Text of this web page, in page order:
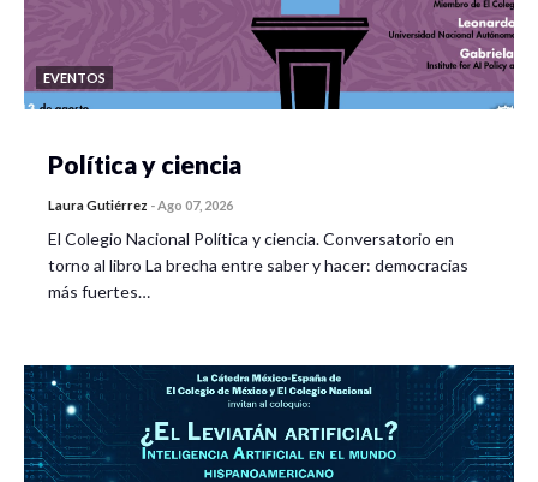
EVENTOS
Política y ciencia
Laura Gutiérrez -Ago 07, 2026
El Colegio Nacional Política y ciencia. Conversatorio en
torno al libro La brecha entre saber y hacer: democracias
más fuertes…